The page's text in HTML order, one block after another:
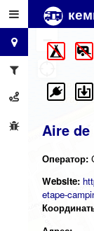
Aire de
Оператор:
Website:
etape-
+
−